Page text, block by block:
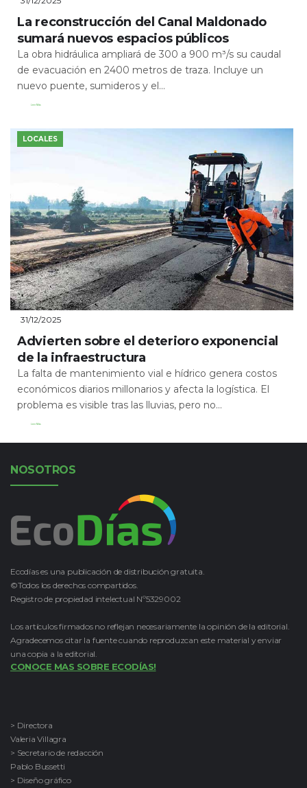
La reconstrucción del Canal Maldonado
sumará nuevos espacios públicos
La obra hidráulica ampliará de 300 a 900 m³/s su caudal
de evacuación en 2400 metros de traza. Incluye un
nuevo puente, sumideros y el...
Leer Más
LOCALES
31/12/2025
Advierten sobre el deterioro exponencial
de la infraestructura
La falta de mantenimiento vial e hídrico genera costos
económicos diarios millonarios y afecta la logística. El
problema es visible tras las lluvias, pero no...
Leer Más
NOSOTROS
Ecodías es una publicación de distribución gratuita.
©Todos los derechos compartidos.
Registro de propiedad intelectual Nº5329002
Los artículos firmados no reflejan necesariamente la opinión de la editorial.
Agradecemos citar la fuente cuando reproduzcan este material y enviar
una copia a la editorial.
CONOCE MAS SOBRE ECODÍAS!
> Directora
Valeria Villagra
> Secretario de redacción
Pablo Bussetti
> Diseño gráfico